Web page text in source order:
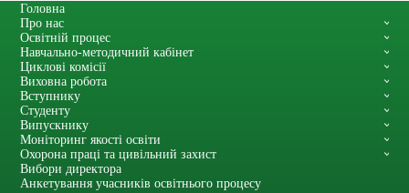
Головна
Про нас
Освітній процес
Навчально-методичний кабінет
Циклові комісії
Виховна робота
Вступнику
Студенту
Випускнику
Моніторинг якості освіти
Охорона праці та цивільний захист
Вибори директора
Анкетування учасників освітнього процесу